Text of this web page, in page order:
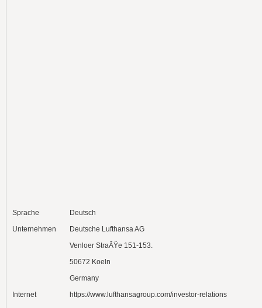
Sprache
Deutsch
Unternehmen
Deutsche Lufthansa AG
Venloer StraÃŸe 151-153.
50672 Koeln
Germany
Internet
https://www.lufthansagroup.com/investor-relations